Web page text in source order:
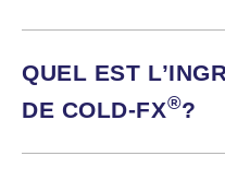
QUEL EST
DE COLD‑FX®?